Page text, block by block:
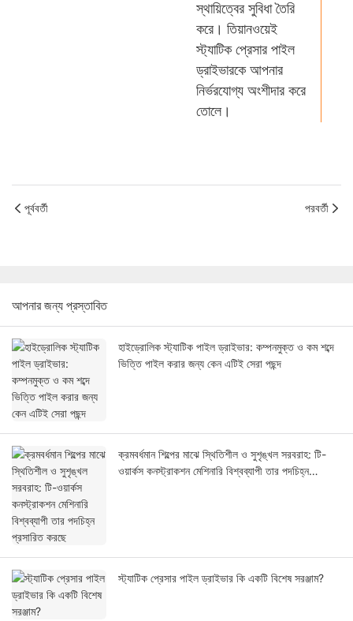
স্থায়িত্বের সুবিধা তৈরি
করে। তিয়ানওয়েই
স্ট্যাটিক প্রেসার পাইল
ড্রাইভারকে আপনার
নির্ভরযোগ্য অংশীদার করে
তোলে।
পূর্ববর্তী পরবর্তী
আপনার জন্য প্রস্তাবিত
হাইড্রোলিক স্ট্যাটিক পাইল ড্রাইভার: কম্পনমুক্ত ও কম শব্দে
ভিত্তি পাইল করার জন্য কেন এটিই সেরা পছন্দ
ক্রমবর্ধমান শিল্পের মাঝে স্থিতিশীল ও সুশৃঙ্খল সরবরাহ: টি-
ওয়ার্কস কনস্ট্রাকশন মেশিনারি বিশ্বব্যাপী তার পদচিহ্ন
স্ট্যাটিক প্রেসার পাইল ড্রাইভার কি একটি বিশেষ সরঞ্জাম?